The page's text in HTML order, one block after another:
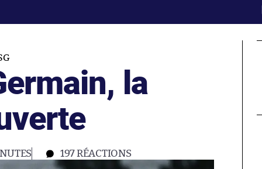
la
197RÉACTIONS